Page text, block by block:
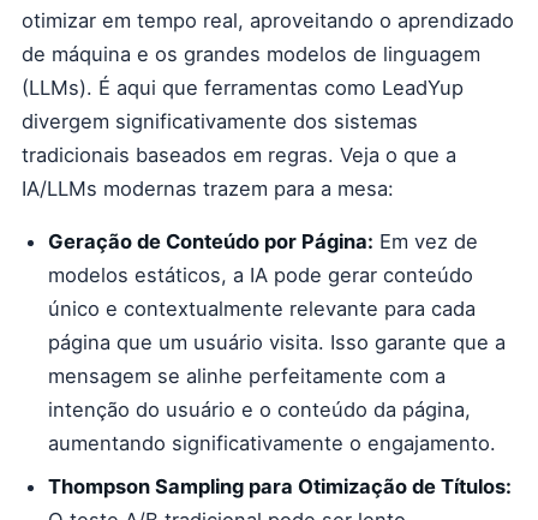
otimizar em tempo real, aproveitando o aprendizado
de máquina e os grandes modelos de linguagem
(LLMs). É aqui que ferramentas como LeadYup
divergem significativamente dos sistemas
tradicionais baseados em regras. Veja o que a
IA/LLMs modernas trazem para a mesa:
Geração de Conteúdo por Página: Em vez de
modelos estáticos, a IA pode gerar conteúdo
único e contextualmente relevante para cada
página que um usuário visita. Isso garante que a
mensagem se alinhe perfeitamente com a
intenção do usuário e o conteúdo da página,
aumentando significativamente o engajamento.
Thompson Sampling para Otimização de Títulos: